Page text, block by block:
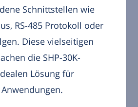
Schnittstellen wie
RS-485 Protokoll oder
Diese vielseitigen
die SHP-30K-
Lösung für